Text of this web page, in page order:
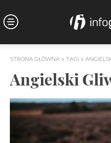
STRONA GŁÓWNA TAGI
Angielski